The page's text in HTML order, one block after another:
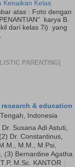
Kenaikan Kelas
atas : Foto dengan
karya B.
dari kelas 7i) yang
PARENTING)
research & education
Indonesia
Susana Adi Astuti,
Dr. Constantinus,
M.M., M.Psi,
(3) Bernardine Agatha
M.Sc. KANTOR :